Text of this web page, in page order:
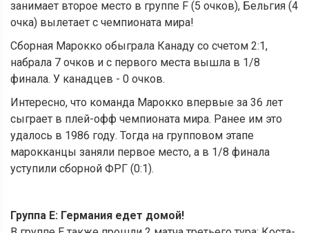
занимает второе место в группе F (5 очков), Бельгия (4
очка) вылетает с чемпионата мира!
Сборная Марокко обыграла Канаду со счетом 2:1,
набрала 7 очков и с первого места вышла в 1/8
финала. У канадцев - 0 очков.
Интересно, что команда Марокко впервые за 36 лет
сыграет в плей-офф чемпионата мира. Ранее им это
удалось в 1986 году. Тогда на групповом этапе
марокканцы заняли первое место, а в 1/8 финала
уступили сборной ФРГ (0:1).
Группа Е: Германия едет домой!